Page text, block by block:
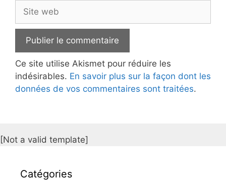
Site
web
Ce site utilise Akismet pour réduire les
indésirables. En savoir plus sur la façon dont les
données de vos commentaires sont traitées.
[Not a valid template]
Catégories